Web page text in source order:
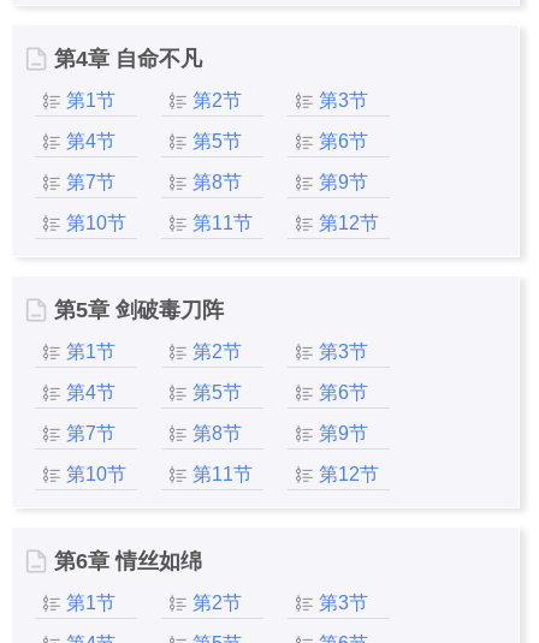
第4章 自命不凡
第1节 第2节
第3节
第4节
第5节
第6节
第7节
第8节
第9节
第10节
第11节 第12节
第5章 剑破毒刀阵
第1节 第2节
第3节
第4节
第5节
第6节
第7节
第8节
第9节
第10节
第11节 第12节
第6章 情丝如绵
第1节 第2节
第3节